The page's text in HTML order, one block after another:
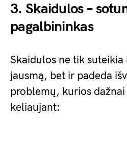
3. Skaidulos –
pagalbininkas
Skaidulos ne tik
jausmą, bet ir padeda
problemų, kurios
keliaujant: